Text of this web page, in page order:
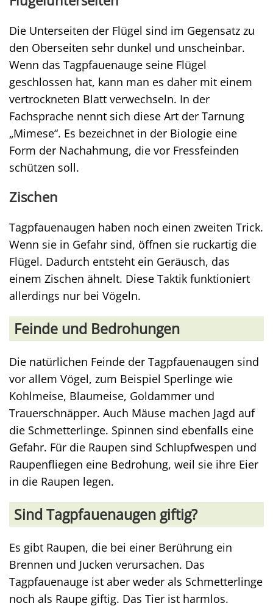
Die Unterseiten der Flügel sind im Gegensatz zu
den Oberseiten sehr dunkel und unscheinbar.
Wenn das Tagpfauenauge seine Flügel
geschlossen hat, kann man es daher mit einem
vertrockneten Blatt verwechseln. In der
Fachsprache nennt sich diese Art der Tarnung
„Mimese“. Es bezeichnet in der Biologie eine
Form der Nachahmung, die vor Fressfeinden
schützen soll.
Zischen
Tagpfauenaugen haben noch einen zweiten Trick.
Wenn sie in Gefahr sind, öffnen sie ruckartig die
Flügel. Dadurch entsteht ein Geräusch, das
einem Zischen ähnelt. Diese Taktik funktioniert
allerdings nur bei Vögeln.
Feinde und Bedrohungen
Die natürlichen Feinde der Tagpfauenaugen sind
vor allem Vögel, zum Beispiel Sperlinge wie
Kohlmeise, Blaumeise, Goldammer und
Trauerschnäpper. Auch Mäuse machen Jagd auf
die Schmetterlinge. Spinnen sind ebenfalls eine
Gefahr. Für die Raupen sind Schlupfwespen und
Raupenfliegen eine Bedrohung, weil sie ihre Eier
in die Raupen legen.
Sind Tagpfauenaugen giftig?
Es gibt Raupen, die bei einer Berührung ein
Brennen und Jucken verursachen. Das
Tagpfauenauge ist aber weder als Schmetterlinge
noch als Raupe giftig. Das Tier ist harmlos.